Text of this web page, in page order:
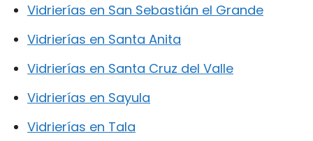
Vidrierías en San Sebastián el Grande
Vidrierías en Santa Anita
Vidrierías en Santa Cruz del Valle
Vidrierías en Sayula
Vidrierías en Tala